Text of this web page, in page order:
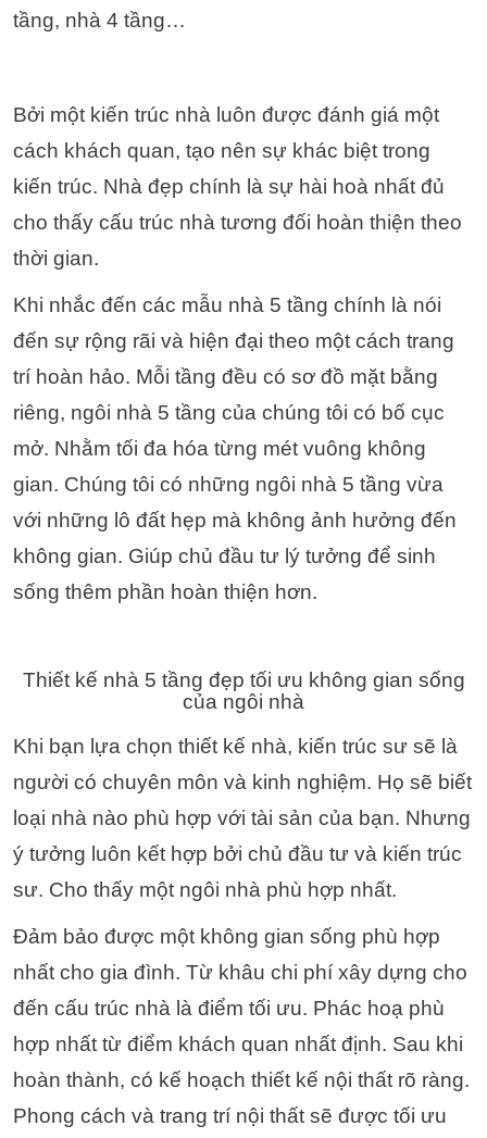
tầng, nhà 4 tầng…
Bởi một kiến trúc nhà luôn được đánh giá một
cách khách quan, tạo nên sự khác biệt trong
kiến trúc. Nhà đẹp chính là sự hài hoà nhất đủ
cho thấy cấu trúc nhà tương đối hoàn thiện theo
thời gian.
Khi nhắc đến các mẫu nhà 5 tầng chính là nói
đến sự rộng rãi và hiện đại theo một cách trang
trí hoàn hảo. Mỗi tầng đều có sơ đồ mặt bằng
riêng, ngôi nhà 5 tầng của chúng tôi có bố cục
mở. Nhằm tối đa hóa từng mét vuông không
gian. Chúng tôi có những ngôi nhà 5 tầng vừa
với những lô đất hẹp mà không ảnh hưởng đến
không gian. Giúp chủ đầu tư lý tưởng để sinh
sống thêm phần hoàn thiện hơn.
Thiết kế nhà 5 tầng đẹp tối ưu không gian sống
của ngôi nhà
Khi bạn lựa chọn thiết kế nhà, kiến ​​trúc sư sẽ là
người có chuyên môn và kinh nghiệm. Họ sẽ biết
loại nhà nào phù hợp với tài sản của bạn. Nhưng
ý tưởng luôn kết hợp bởi chủ đầu tư và kiến trúc
sư. Cho thấy một ngôi nhà phù hợp nhất.
Đảm bảo được một không gian sống phù hợp
nhất cho gia đình. Từ khâu chi phí xây dựng cho
đến cấu trúc nhà là điểm tối ưu. Phác hoạ phù
hợp nhất từ điểm khách quan nhất định. Sau khi
hoàn thành, có kế hoạch thiết kế nội thất rõ ràng.
Phong cách và trang trí nội thất sẽ được tối ưu